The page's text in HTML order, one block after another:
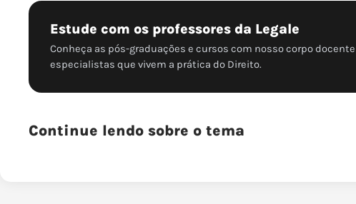
Estude com os professores da Legale
Conheça as pós-graduações e cursos com nosso corpo
especialistas que vivem a prática do Direito.
Continue lendo sobre o tema